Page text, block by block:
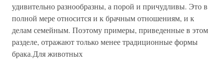
удивительно разнообразны, а порой и причудливы. Это в
полной мере относится и к брачным отношениям, и к
делам семейным. Поэтому примеры, приведенные в этом
разделе, отражают только менее традиционные формы
брака.Для животных